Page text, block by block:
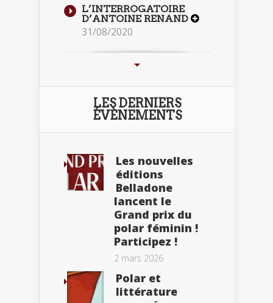
L’INTERROGATOIRE
D’ANTOINE RENAND
31/08/2020
LES DERNIERS
ÉVÈNEMENTS
Les nouvelles
éditions
Belladone
lancent le
Grand prix du
polar féminin !
Participez !
2 mars 2026
Polar et
littérature